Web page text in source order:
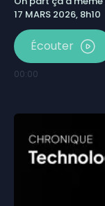
17 MARS 2026, 8h10
Écouter
00:00